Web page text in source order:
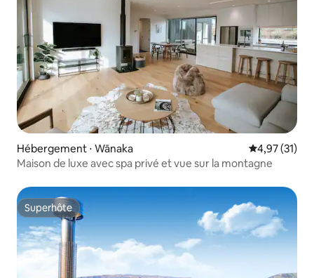
Hébergement ⋅ Wānaka Évaluation
4,97 (31)
Maison de luxe avec spa privé et vue sur la montagne
Superhôte
Superhôte